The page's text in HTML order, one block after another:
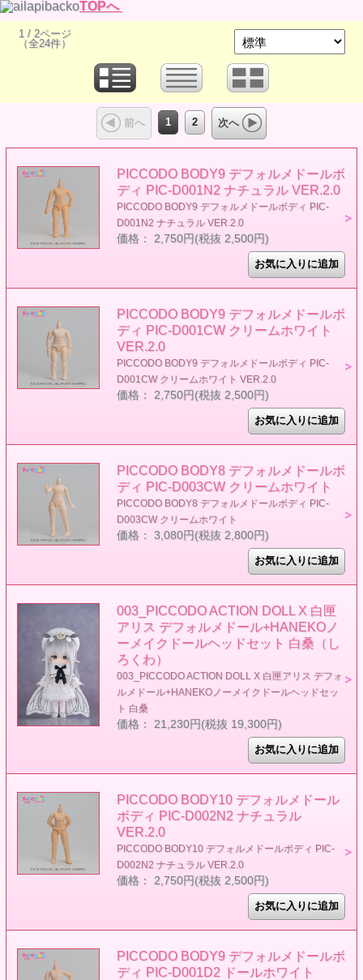
TOPへ
1 / 2ページ
（全24件）
前へ 1 2 次へ
PICCODO BODY9 デフォルメドールボ
ディ PIC-D001N2 ナチュラル VER.2.0
PICCODO BODY9 デフォルメドールボディ PIC-
D001N2 ナチュラル VER.2.0
価格： 2,750円(税抜 2,500円)
PICCODO BODY9 デフォルメドールボ
ディ PIC-D001CW クリームホワイト
VER.2.0
PICCODO BODY9 デフォルメドールボディ PIC-
D001CW クリームホワイト VER.2.0
価格： 2,750円(税抜 2,500円)
PICCODO BODY8 デフォルメドールボ
ディ PIC-D003CW クリームホワイト
PICCODO BODY8 デフォルメドールボディ PIC-
D003CW クリームホワイト
価格： 3,080円(税抜 2,800円)
003_PICCODO ACTION DOLL X 白匣
アリス デフォルメドール+HANEKOノ
ーメイクドールヘッドセット 白桑（し
ろくわ）
003_PICCODO ACTION DOLL X 白匣アリス デフォ
ルメドール+HANEKOノーメイクドールヘッドセッ
ト 白桑
価格： 21,230円(税抜 19,300円)
PICCODO BODY10 デフォルメドール
ボディ PIC-D002N2 ナチュラル
VER.2.0
PICCODO BODY10 デフォルメドールボディ PIC-
D002N2 ナチュラル VER.2.0
価格： 2,750円(税抜 2,500円)
PICCODO BODY9 デフォルメドールボ
ディ PIC-D001D2 ドールホワイト